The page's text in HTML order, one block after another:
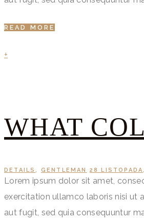
READ MORE
+
WHAT
DETAILS, GENTLEMAN 28
Lorem ipsum dolor sit amet,
exercitation ullamco laboris nisi ut
aut fugit, sed quia consequuntur